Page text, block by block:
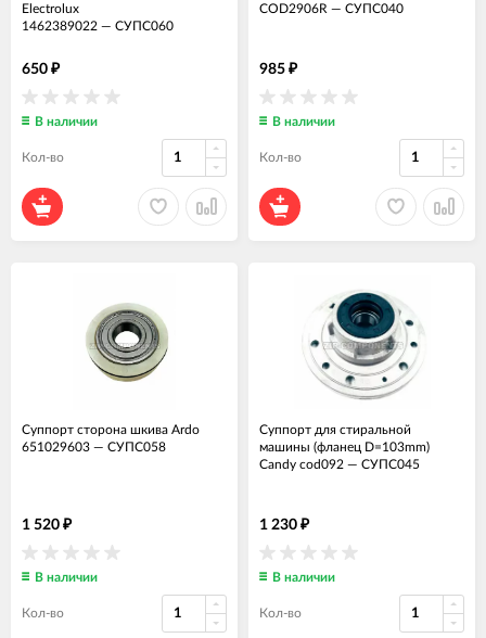
Electrolux
1462389022 — СУПС060
650 ₽
В наличии
Кол-во
COD2906R — СУПС040
985 ₽
В наличии
Кол-во
Суппорт сторона шкива Ardo
651029603 — СУПС058
1 520 ₽
В наличии
Кол-во
Суппорт для стиральной
машины (фланец D=103mm)
Candy cod092 — СУПС045
1 230 ₽
В наличии
Кол-во